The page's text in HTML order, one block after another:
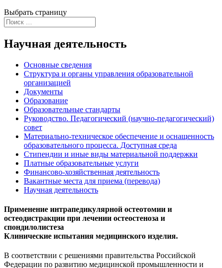
Выбрать страницу
Научная деятельность
Основные сведения
Структура и органы управления образовательной
организацией
Документы
Образование
Образовательные стандарты
Руководство. Педагогический (научно-педагогический)
совет
Материально-техническое обеспечение и оснащенность
образовательного процесса. Доступная среда
Стипендии и иные виды материальной поддержки
Платные образовательные услуги
Финансово-хозяйственная деятельность
Вакантные места для приема (перевода)
Научная деятельность
Применение интрапедикулярной остеотомии и
остеодистракции при лечении остеостеноза и
спондилолистеза
Клинические испытания медицинского изделия.
В соответствии с решениями правительства Российской
Федерации по развитию медицинской промышленности и